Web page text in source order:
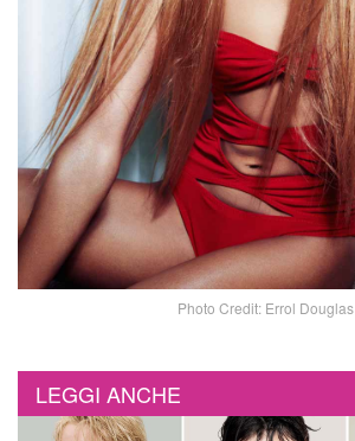
Photo Credit: Errol Douglas
LEGGI ANCHE